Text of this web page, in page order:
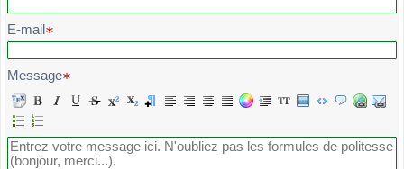
E-mail
Message